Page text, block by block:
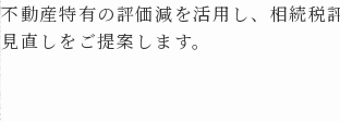
不動産特有の評価減を活用し、相続税
見直しをご提案します。